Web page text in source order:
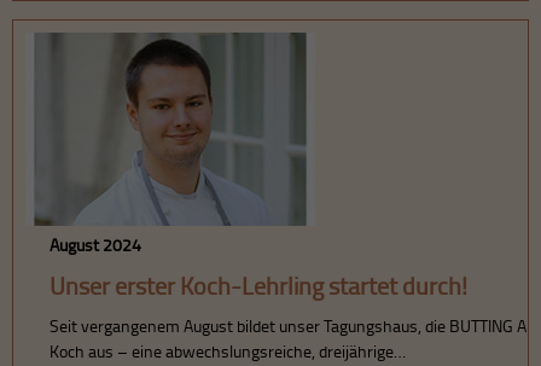
August 2024
Unser erster Koch-Lehrling startet durch!
Seit vergangenem August bildet unser Tagungshaus, die BUTTING
Koch aus – eine abwechslungsreiche, dreijährige…